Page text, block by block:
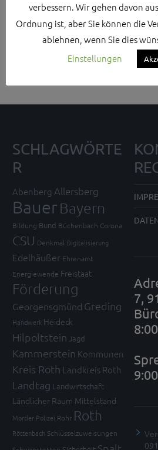
Search Sidebar Widget
Please login and add some
SCHLAGWÖRTE
R
Abenberg Allersberg
Bauer Bayern
Bildung Bund Büchenbach Corona
CSU Denkmal Digitalisierung
Edelhäußer Ehrenamt
Energiewende Freistaat
Förderung
Georgensgmünd Greding
Handwerk Heideck
Hilpoltstein Jagd
Kammerstein Kommunen
Kreis Roth Landkreis Roth
Landtag Landwirtschaft
Ländlicher Raum Mittelstand
Mortler Polizei Rohr Roth
Röttenbach Schlüsselzuweisungen
7,
verbessern. Wir gehen davon
Ordnung ist, aber Sie können die
ablehnen, wenn Sie dies
Einstellungen